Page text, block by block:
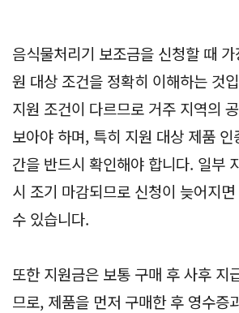
음식물처리기 보조금을 신청할 때
원 대상 조건을 정확히 이해하는 것
지원 조건이 다르므로 거주 지역의
보아야 하며, 특히 지원 대상 제품 인
간을 반드시 확인해야 합니다. 일부
시 조기 마감되므로 신청이 늦어지
수 있습니다.
또한 지원금은 보통 구매 후 사후 지
므로, 제품을 먼저 구매한 후 영수증